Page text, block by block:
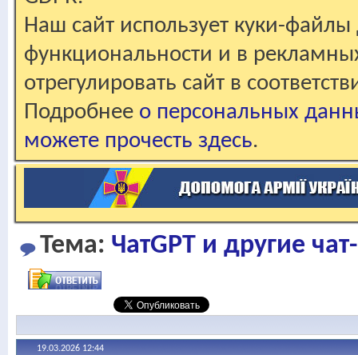
Наш сайт использует куки-файлы
функциональности и в
отрегулировать сайт в
Подробнее о персональных
можете прочесть здесь.
Тема: ЧатGPT и другие
19.03.2026 12:44